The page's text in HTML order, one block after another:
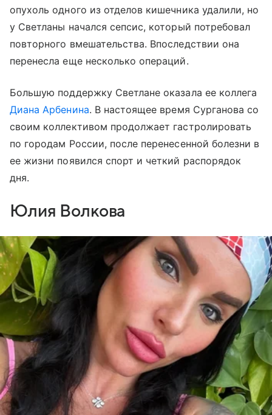
опухоль одного из отделов кишечника удалили, но
у Светланы начался сепсис, который потребовал
повторного вмешательства. Впоследствии она
перенесла еще несколько операций.
Большую поддержку Светлане оказала ее коллега
Диана Арбенина. В настоящее время Сурганова со
своим коллективом продолжает гастролировать
по городам России, после перенесенной болезни в
ее жизни появился спорт и четкий распорядок
дня.
Юлия Волкова